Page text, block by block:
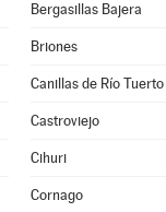
Bergasillas Bajera
Briones
Canillas de Río Tuerto
Castroviejo
Cihuri
Cornago